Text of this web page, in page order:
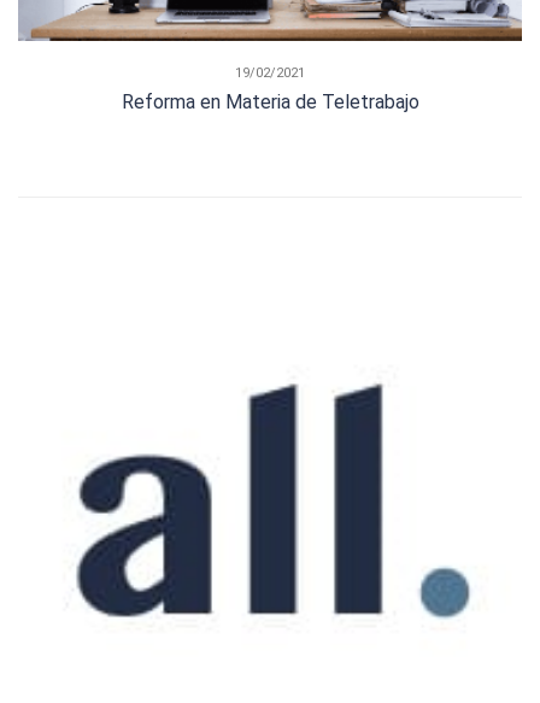
19/02/2021
Reforma en Materia de Teletrabajo